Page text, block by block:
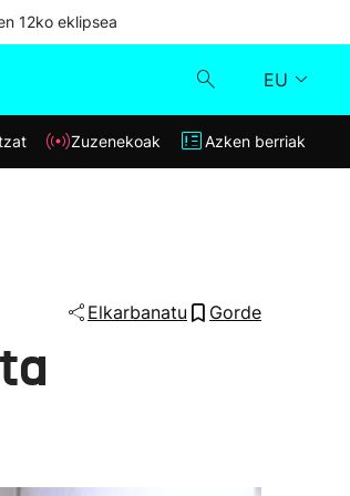
12ko eklipsea
EU
Klisk
Zuzenekoak Azken berriak
Elkarbanatu Gorde